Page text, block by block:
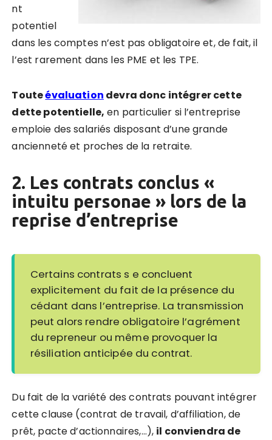
nt
potentiel
dans les comptes n’est pas obligatoire et, de fait, il
l’est rarement dans les PME et les TPE.
Touteévaluation devra donc intégrer cette
dette potentielle, en particulier si l’entreprise
emploie des salariés disposant d’une grande
ancienneté et proches de la retraite.
2. Les contrats conclus «
intuitu personae » lors de la
reprise d’entreprise
Certains contrats s e concluent
explicitement du fait de la présence du
cédant dans l’entreprise. La transmission
peut alors rendre obligatoire l’agrément
du repreneur ou même provoquer la
résiliation anticipée du contrat.
Du fait de la variété des contrats pouvant intégrer
cette clause (contrat de travail, d’affiliation, de
prêt, pacte d’actionnaires,…), il conviendra de